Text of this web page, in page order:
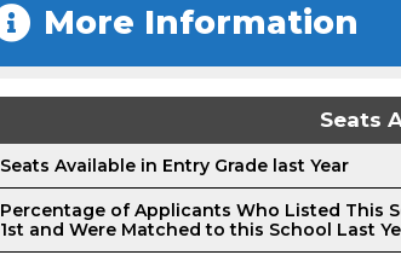
More Information
Seats
Seats Available in Entry Grade last Year
Percentage of Applicants Who Listed This
1st and Were Matched to this School Last